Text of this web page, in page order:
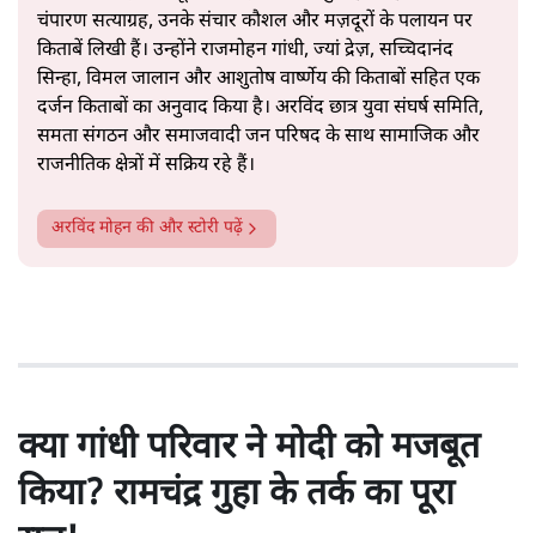
चंपारण सत्याग्रह, उनके संचार कौशल और मज़दूरों के पलायन पर
किताबें लिखी हैं। उन्होंने राजमोहन गांधी, ज्यां द्रेज़, सच्चिदानंद
सिन्हा, विमल जालान और आशुतोष वार्ष्णेय की किताबों सहित एक
दर्जन किताबों का अनुवाद किया है। अरविंद छात्र युवा संघर्ष समिति,
समता संगठन और समाजवादी जन परिषद के साथ सामाजिक और
राजनीतिक क्षेत्रों में सक्रिय रहे हैं।
अरविंद मोहन की और स्टोरी पढ़ें
क्या गांधी परिवार ने मोदी को मजबूत
किया? रामचंद्र गुहा के तर्क का पूरा